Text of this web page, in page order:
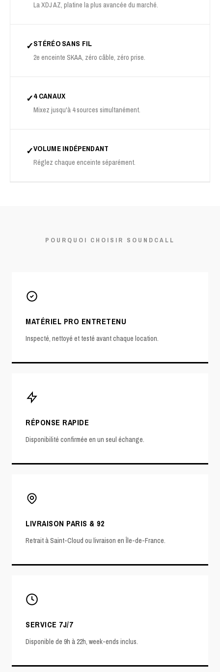
La XDJ AZ, platine la plus avancée du marché.
✓STÉRÉO SANS FIL
2e enceinte SKAA, zéro câble, zéro prise.
✓4 CANAUX
Mixez jusqu'à 4 sources simultanément.
✓VOLUME INDÉPENDANT
Réglez chaque enceinte séparément.
POURQUOI CHOISIR SOUNDCALL
MATÉRIEL PRO ENTRETENU
Inspecté, nettoyé et testé avant chaque location.
RÉPONSE RAPIDE
Disponibilité confirmée en un seul échange.
LIVRAISON PARIS & 92
Retrait à Saint-Cloud ou livraison en Île-de-France.
SERVICE 7J/7
Disponible de 9h à 22h, week-ends inclus.